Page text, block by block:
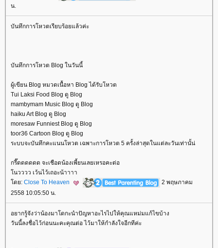
น.
บันทึกการโหวตเรียบร้อยแล้วค่ะ
บันทึกการโหวต Blog ในวันนี้
ผู้เขียน Blog หมวดเนื้อหา Blog ได้รับโหวต
Tui Laksi Food Blog ดู Blog
mambymam Music Blog ดู Blog
haiku Art Blog ดู Blog
moresaw Funniest Blog ดู Blog
toor36 Cartoon Blog ดู Blog
ระบบจะบันทึกคะแนนโหวต เฉพาะการโหวต 5 ครั้งล่าสุดในแต่ละวันเท่านั้น่
กรี๊ดดดดดด จะเชือดน้องเพี้ยนเลยเหรอคะต่อ
นวววว เว้นไว้เถอะน้าาาา
ดย: Close To Heaven
2 พฤษภาคม
2558 10:05:50 น.
อยากรู้จังว่าน้องมาโดกะนำปัญหาอะไรไปให้คุณแหม่มแก้ไขบ้าง
วันนี้ลงชื่อไว้ก่อนนะคะคุณต่อ ไว้มาให้กำลังใจอีกทีค่ะ